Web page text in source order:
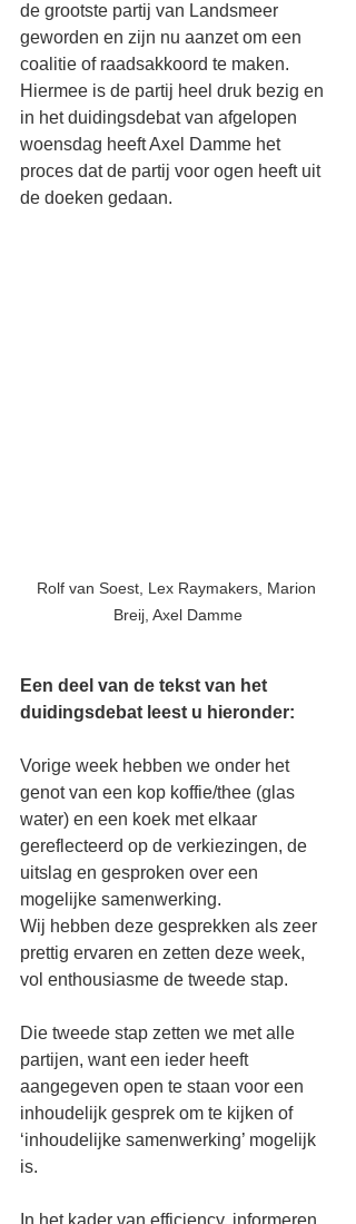
de grootste partij van Landsmeer
geworden en zijn nu aanzet om een
coalitie of raadsakkoord te maken.
Hiermee is de partij heel druk bezig en
in het duidingsdebat van afgelopen
woensdag heeft Axel Damme het
proces dat de partij voor ogen heeft uit
de doeken gedaan.
Rolf van Soest, Lex Raymakers, Marion
Breij, Axel Damme
Een deel van de tekst van het
duidingsdebat leest u hieronder:
Vorige week hebben we onder het
genot van een kop koffie/thee (glas
water) en een koek met elkaar
gereflecteerd op de verkiezingen, de
uitslag en gesproken over een
mogelijke samenwerking.
Wij hebben deze gesprekken als zeer
prettig ervaren en zetten deze week,
vol enthousiasme de tweede stap.
Die tweede stap zetten we met alle
partijen, want een ieder heeft
aangegeven open te staan voor een
inhoudelijk gesprek om te kijken of
‘inhoudelijke samenwerking’ mogelijk
is.
In het kader van efficiency, informeren